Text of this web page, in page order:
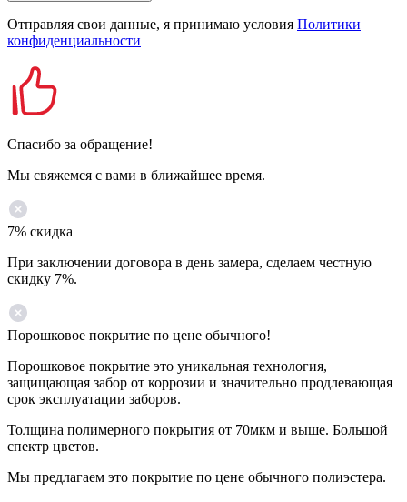
Отправляя свои данные, я принимаю условия Политики
конфиденциальности
Спасибо за обращение!
Мы свяжемся с вами в ближайшее время.
7% скидка
При заключении договора в день замера, сделаем честную
скидку 7%.
Порошковое покрытие по цене обычного!
Порошковое покрытие это уникальная технология,
защищающая забор от коррозии и значительно продлевающая
срок эксплуатации заборов.
Толщина полимерного покрытия от 70мкм и выше. Большой
спектр цветов.
Мы предлагаем это покрытие по цене обычного полиэстера.